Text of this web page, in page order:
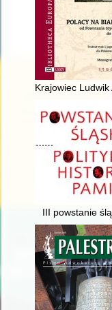
Krajowiec
III powstanie